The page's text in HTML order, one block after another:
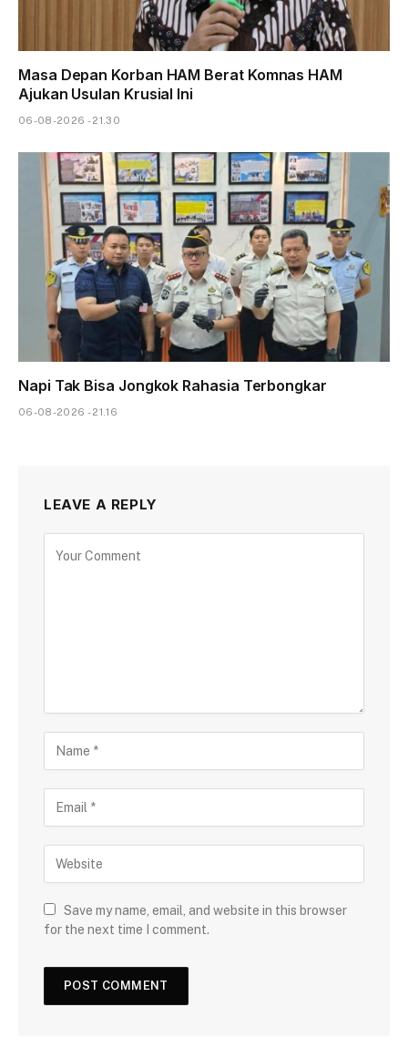
Masa Depan Korban HAM Berat Komnas HAM
Ajukan Usulan Krusial Ini
06-08-2026 - 21.30
Napi Tak Bisa Jongkok Rahasia Terbongkar
06-08-2026 - 21.16
LEAVE A REPLY
Save my name, email, and website in this browser
for the next time I comment.